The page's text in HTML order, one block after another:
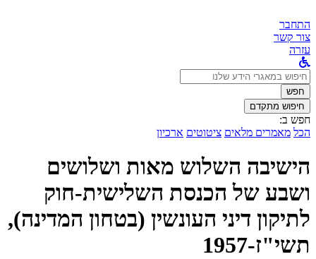
התחבר
צור קשר
עזרה
לחפש
ב:חפש
חיפוש מתקדם
חפש ב:
הכל מאמרים מלאים ציטוטים ארכיון
הישיבה השלוש מאות ושלושים
ושבע של הכנסת השלישית-חוק
לתיקון דיני העונשין (בטחון המדינה),
תשי"ז-1957